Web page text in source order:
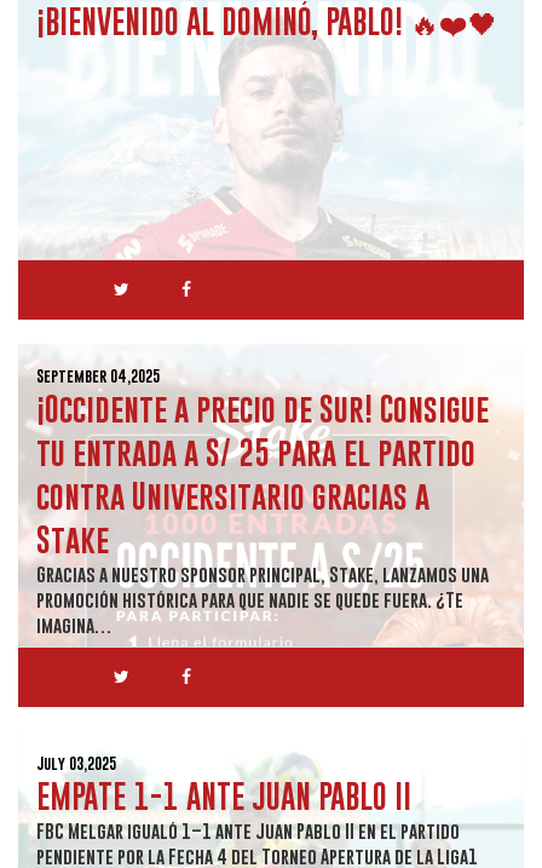
¡BIENVENIDO AL DOMINÓ, PABLO! 🔥❤️🖤
September 04,2025
¡Occidente a precio de Sur! Consigue
tu entrada a S/ 25 para el partido
contra Universitario gracias a
Stake
Gracias a nuestro sponsor principal, Stake, lanzamos una
promoción histórica para que nadie se quede fuera. ¿Te
imagina…
July 03,2025
EMPATE 1-1 ANTE JUAN PABLO II
FBC Melgar igualó 1–1 ante Juan Pablo II en el partido
pendiente por la Fecha 4 del Torneo Apertura de la Liga1